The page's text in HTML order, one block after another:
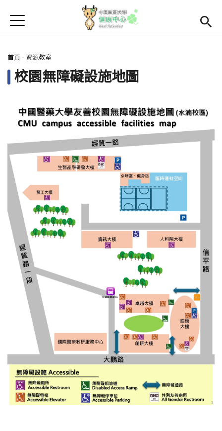
首頁
Open
學務處首頁(link is external)
Open submenu (關於我們)
關於我們
Open submenu (諮商輔導區)
諮商輔導區
Open submenu (資源教室)
資源教室
Open submenu (衛生保健區)
衛生保健區
活動集錦
生命教育
Jump to Navigation
Jump to Main content
您在這裡
首頁 - 資源教室
校園無障礙設施地圖